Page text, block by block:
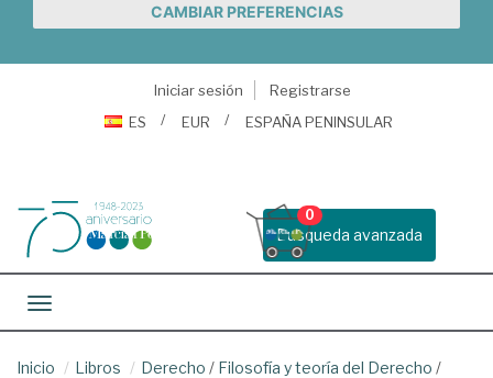
CAMBIAR PREFERENCIAS
Iniciar sesión
Registrarse
ES
EUR ESPAÑA PENINSULAR
Busqueda avanzada
0
Toggle navigation
Inicio Libros Derecho / Filosofía y teoría del Derecho /